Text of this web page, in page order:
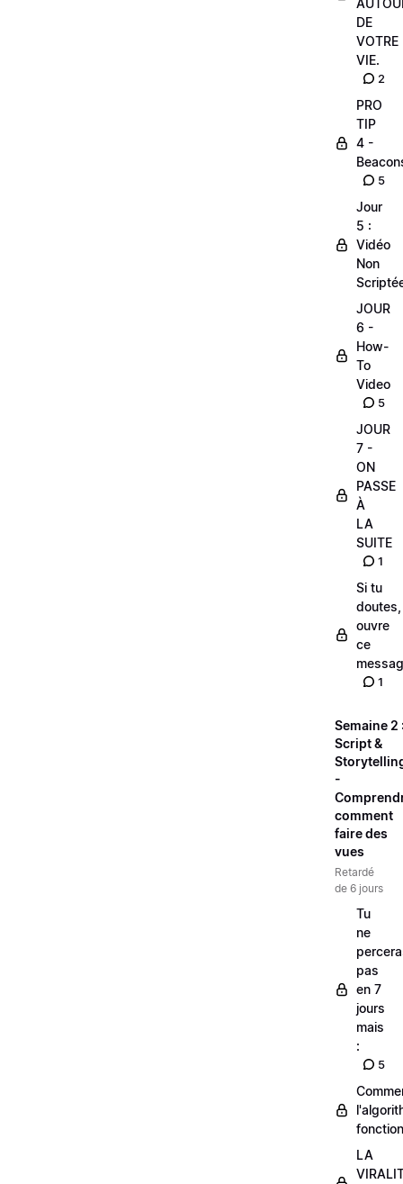
DE
VOTRE
VIE.
2
PRO
TIP
4 -
5
Jour
5 :
Vidéo
Non
JOUR
6 -
How-
To
Video
5
JOUR
7 -
ON
PASSE
À
LA
SUITE
1
Si tu
doutes,
ouvre
ce
1
Semaine 2
Script &
-
comment
faire des
vues
Retardé
de 6 jours
Tu
ne
pas
en 7
jours
mais
:
5
LA